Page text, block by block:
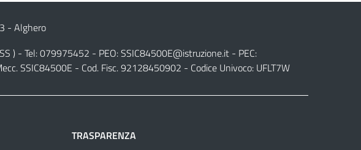
- Alghero
) - Tel: 079975452 - PEO:SSIC84500E@istruzione.it- PEC:
SSIC84500E - Cod. Fisc. 92128450902 - Codice Univoco: UFLT7W
TRASPARENZA